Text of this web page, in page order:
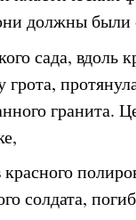
должны были
сада, вдоль
гранита.
солдата,